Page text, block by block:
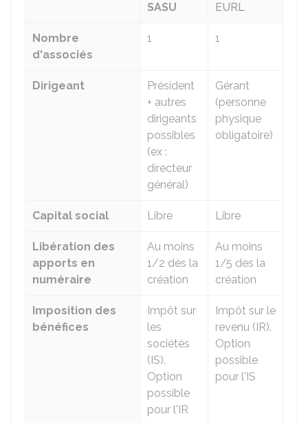
SASU EURL
Nombre
d'associés
1 1
Dirigeant
Président
+ autres
dirigeants
possibles
(ex :
directeur
général)
Gérant
(personne
physique
obligatoire)
Capital social Libre Libre
Libération des
apports en
numéraire
Au moins
1/2 dès la
création
Au moins
1/5 dès la
création
Imposition des
bénéfices
Impôt sur
les
sociétés
(IS).
Option
possible
pour l'IR
Impôt sur le
revenu (IR).
Option
possible
pour l'IS